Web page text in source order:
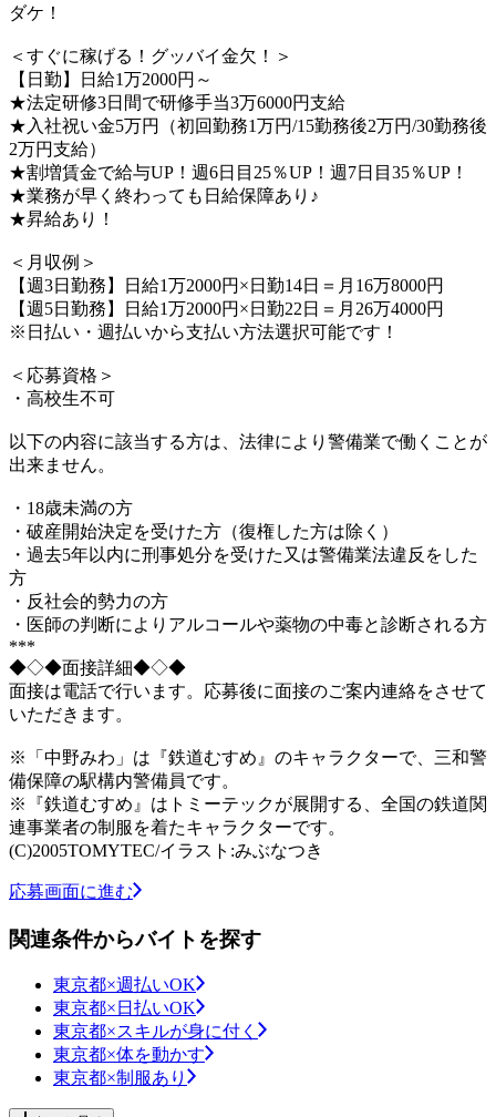
ダケ！
＜すぐに稼げる！グッバイ金欠！＞
【日勤】日給1万2000円～
★法定研修3日間で研修手当3万6000円支給
★入社祝い金5万円（初回勤務1万円/15勤務後2万円/30勤務後
2万円支給）
★割増賃金で給与UP！週6日目25％UP！週7日目35％UP！
★業務が早く終わっても日給保障あり♪
★昇給あり！
＜月収例＞
【週3日勤務】日給1万2000円×日勤14日＝月16万8000円
【週5日勤務】日給1万2000円×日勤22日＝月26万4000円
※日払い・週払いから支払い方法選択可能です！
＜応募資格＞
・高校生不可
以下の内容に該当する方は、法律により警備業で働くことが
出来ません。
・18歳未満の方
・破産開始決定を受けた方（復権した方は除く）
・過去5年以内に刑事処分を受けた又は警備業法違反をした
方
・反社会的勢力の方
・医師の判断によりアルコールや薬物の中毒と診断される方
***
◆◇◆面接詳細◆◇◆
面接は電話で行います。応募後に面接のご案内連絡をさせて
いただきます。
※「中野みわ」は『鉄道むすめ』のキャラクターで、三和警
備保障の駅構内警備員です。
※『鉄道むすめ』はトミーテックが展開する、全国の鉄道関
連事業者の制服を着たキャラクターです。
(C)2005TOMYTEC/イラスト:みぶなつき
応募画面に進む
関連条件からバイトを探す
東京都×週払いOK
東京都×日払いOK
東京都×スキルが身に付く
東京都×体を動かす
東京都×制服あり